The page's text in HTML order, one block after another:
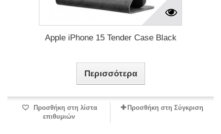
Apple iPhone 15 Tender Case Black
Περισσότερα
Προσθήκη στη λίστα
επιθυμιών
Προσθήκη στη Σύγκριση